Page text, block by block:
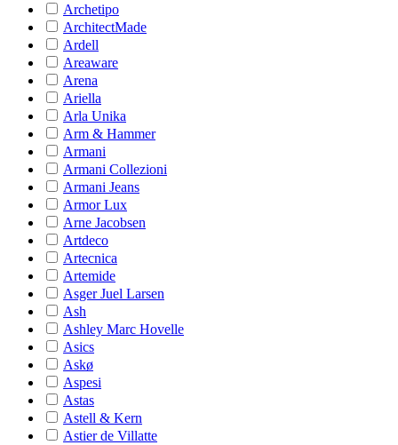
Archetipo
ArchitectMade
Ardell
Areaware
Arena
Ariella
Arla Unika
Arm & Hammer
Armani
Armani Collezioni
Armani Jeans
Armor Lux
Arne Jacobsen
Artdeco
Artecnica
Artemide
Asger Juel Larsen
Ash
Ashley Marc Hovelle
Asics
Askø
Aspesi
Astas
Astell & Kern
Astier de Villatte